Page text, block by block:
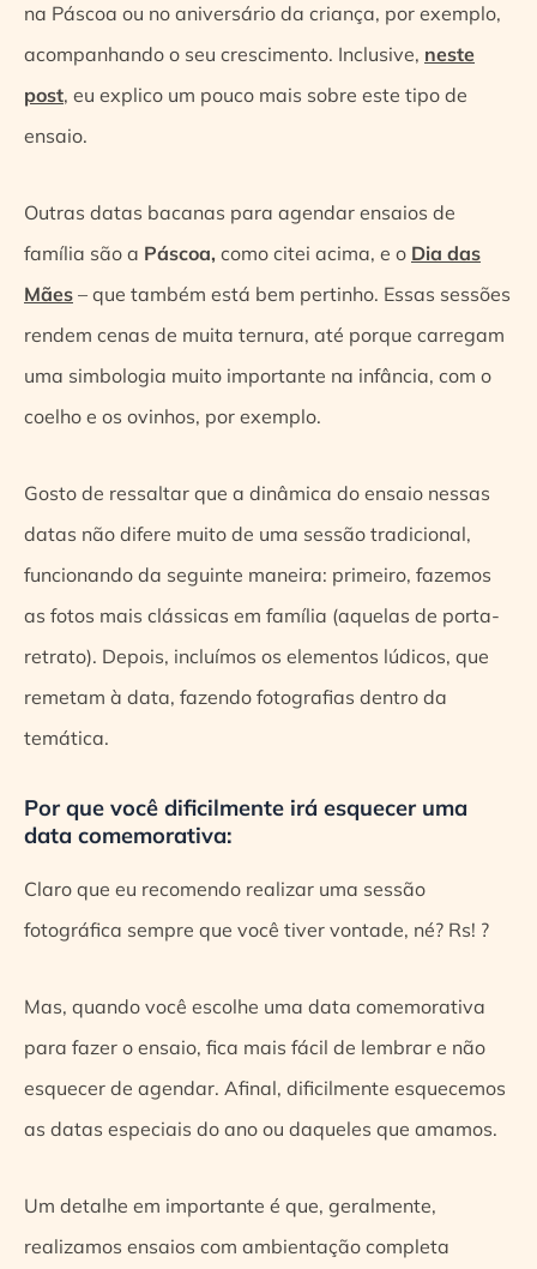
na Páscoa ou no aniversário da criança, por exemplo,
acompanhando o seu crescimento. Inclusive, neste
post, eu explico um pouco mais sobre este tipo de
ensaio.
Outras datas bacanas para agendar ensaios de
família são a Páscoa, como citei acima, e o Dia das
Mães – que também está bem pertinho. Essas sessões
rendem cenas de muita ternura, até porque carregam
uma simbologia muito importante na infância, com o
coelho e os ovinhos, por exemplo.
Gosto de ressaltar que a dinâmica do ensaio nessas
datas não difere muito de uma sessão tradicional,
funcionando da seguinte maneira: primeiro, fazemos
as fotos mais clássicas em família (aquelas de porta-
retrato). Depois, incluímos os elementos lúdicos, que
remetam à data, fazendo fotografias dentro da
temática.
Por que você dificilmente irá esquecer uma
data comemorativa:
Claro que eu recomendo realizar uma sessão
fotográfica sempre que você tiver vontade, né? Rs! ?
Mas, quando você escolhe uma data comemorativa
para fazer o ensaio, fica mais fácil de lembrar e não
esquecer de agendar. Afinal, dificilmente esquecemos
as datas especiais do ano ou daqueles que amamos.
Um detalhe em importante é que, geralmente,
realizamos ensaios com ambientação completa